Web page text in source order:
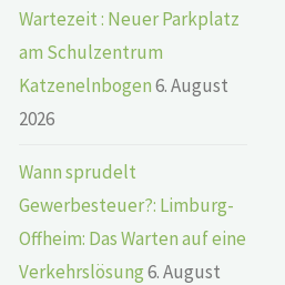
Wartezeit : Neuer Parkplatz
am Schulzentrum
Katzenelnbogen6. August
2026
Wann sprudelt
Gewerbesteuer?: Limburg-
Offheim: Das Warten auf eine
Verkehrslösung6. August